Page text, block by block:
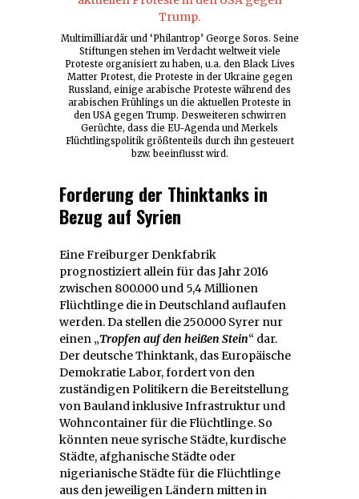
Multimilliardär und ‘Philantrop’ George Soros. Seine
Stiftungen stehen im Verdacht weltweit viele
Proteste organisiert zu haben, u.a. den Black Lives
Matter Protest, die Proteste in der Ukraine gegen
Russland, einige arabische Proteste während des
arabischen Frühlings un die aktuellen Proteste in
den USA gegen Trump. Desweiteren schwirren
Gerüchte, dass die EU-Agenda und Merkels
Flüchtlingspolitik größtenteils durch ihn gesteuert
bzw. beeinflusst wird.
Forderung der Thinktanks in
Bezug auf Syrien
Eine Freiburger Denkfabrik
prognostiziert allein für das Jahr 2016
zwischen 800.000 und 5,4 Millionen
Flüchtlinge die in Deutschland auflaufen
werden. Da stellen die 250.000 Syrer nur
einen „Tropfen auf den heißen Stein“ dar.
Der deutsche Thinktank, das Europäische
Demokratie Labor, fordert von den
zuständigen Politikern die Bereitstellung
von Bauland inklusive Infrastruktur und
Wohncontainer für die Flüchtlinge. So
könnten neue syrische Städte, kurdische
Städte, afghanische Städte oder
nigerianische Städte für die Flüchtlinge
aus den jeweiligen Ländern mitten in